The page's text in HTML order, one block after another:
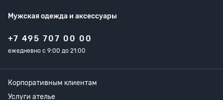
Мужская одежда и аксессуары
+7 495 707 00 00
ежедневно с 9:00 до 21:00
Корпоративным клиентам
Услуги ателье